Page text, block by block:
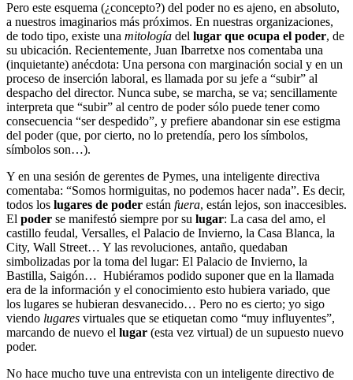
Pero este esquema (¿concepto?) del poder no es ajeno, en absoluto,
a nuestros imaginarios más próximos. En nuestras organizaciones,
de todo tipo, existe una mitología del lugar que ocupa el poder, de
su ubicación. Recientemente, Juan Ibarretxe nos comentaba una
(inquietante) anécdota: Una persona con marginación social y en un
proceso de inserción laboral, es llamada por su jefe a “subir” al
despacho del director. Nunca sube, se marcha, se va; sencillamente
interpreta que “subir” al centro de poder sólo puede tener como
consecuencia “ser despedido”, y prefiere abandonar sin ese estigma
del poder (que, por cierto, no lo pretendía, pero los símbolos,
símbolos son…).
Y en una sesión de gerentes de Pymes, una inteligente directiva
comentaba: “Somos hormiguitas, no podemos hacer nada”. Es decir,
todos los lugares de poder están fuera, están lejos, son inaccesibles.
El poder se manifestó siempre por su lugar: La casa del amo, el
castillo feudal, Versalles, el Palacio de Invierno, la Casa Blanca, la
City, Wall Street… Y las revoluciones, antaño, quedaban
simbolizadas por la toma del lugar: El Palacio de Invierno, la
Bastilla, Saigón… Hubiéramos podido suponer que en la llamada
era de la información y el conocimiento esto hubiera variado, que
los lugares se hubieran desvanecido… Pero no es cierto; yo sigo
viendo lugares virtuales que se etiquetan como “muy influyentes”,
marcando de nuevo el lugar (esta vez virtual) de un supuesto nuevo
poder.
No hace mucho tuve una entrevista con un inteligente directivo de